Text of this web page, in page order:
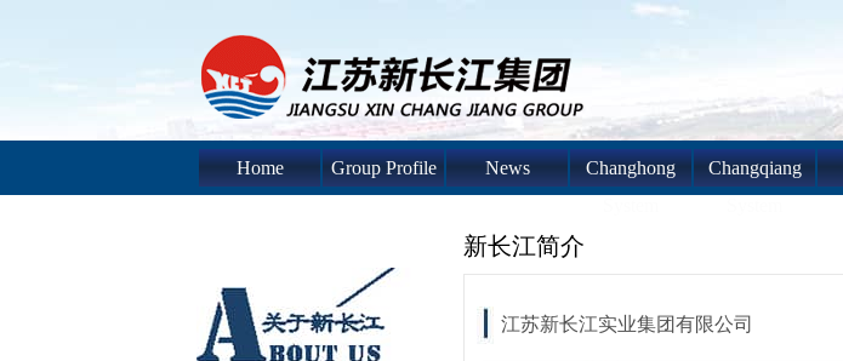
Home Group Profile News
Changhong
Changqiang
新长江简介
江苏新长江实业集团有限公司